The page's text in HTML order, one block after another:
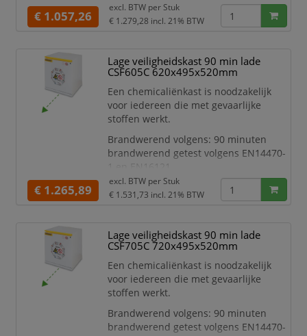
Kenmerken:
Voldoet aan PGS 15
deur 1 slot, 2 sleutels per slot)
Met geïsoleerde, thermisch
30mm die een perfecte afsluiting
verzekeren bij een
temperatuursverhoging volgens
EN14470-1
Luchttoevoer
€ 1.057,26
excl. BTW per Stuk
€ 1.279,28 incl. 21% BTW
Lage veiligheidskast 90 min lade
CSF605C 620x495x520mm
Een chemicaliënkast is noodzakelijk
voor iedereen die met gevaarlijke
stoffen werkt.
Brandwerend volgens: 90 minuten
brandwerend getest volgens EN14470-
1 en EN16121
Kenmerken:
Voldoet aan PGS 15
deur 1 slot, 2 sleutels per slot)
Met geïsoleerde, thermisch
30mm die een perfecte afsluiting
verzekeren bij een
temperatuursverhoging volgens
EN14470-1
Luchttoevoer
€ 1.265,89
excl. BTW per Stuk
€ 1.531,73 incl. 21% BTW
Lage veiligheidskast 90 min lade
CSF705C 720x495x520mm
Een chemicaliënkast is noodzakelijk
voor iedereen die met gevaarlijke
stoffen werkt.
Brandwerend volgens: 90 minuten
brandwerend getest volgens EN14470-